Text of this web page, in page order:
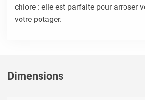
chlore : elle est parfaite pour arroser
votre potager.
Dimensions